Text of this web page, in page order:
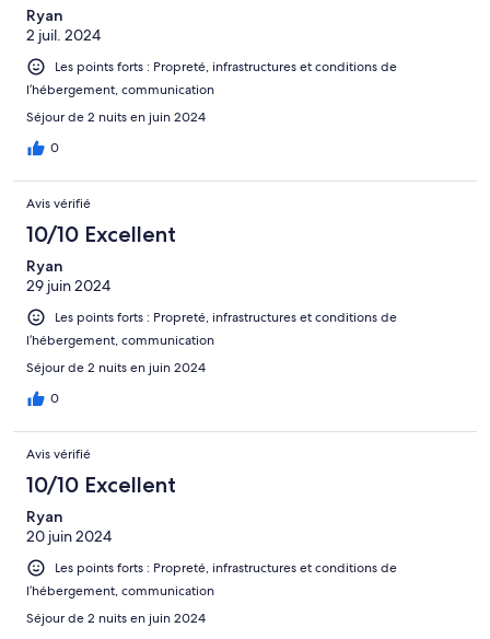
Ryan
2 juil. 2024
Les points forts : Propreté, infrastructures et conditions de
l’hébergement, communication
Séjour de 2 nuits en juin 2024
0
Avis vérifié
10/10 Excellent
Ryan
29 juin 2024
Les points forts : Propreté, infrastructures et conditions de
l’hébergement, communication
Séjour de 2 nuits en juin 2024
0
Avis vérifié
10/10 Excellent
Ryan
20 juin 2024
Les points forts : Propreté, infrastructures et conditions de
l’hébergement, communication
Séjour de 2 nuits en juin 2024